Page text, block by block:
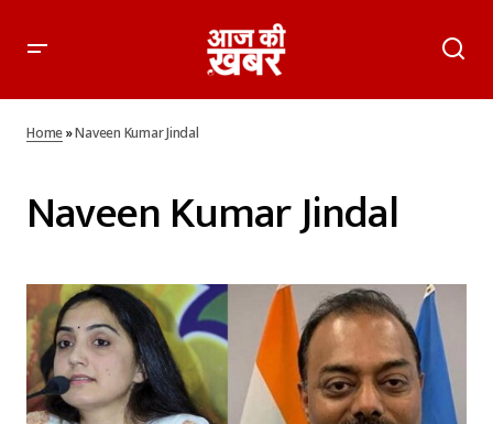
Home»Naveen Kumar Jindal
Naveen Kumar Jindal